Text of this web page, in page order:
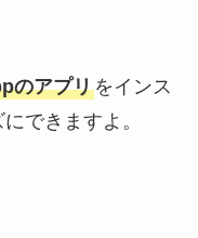
のアプリをインス
できますよ。